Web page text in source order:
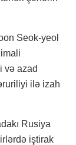
Seok-yeol
və azad
ilə izah
Rusiya
iştirak